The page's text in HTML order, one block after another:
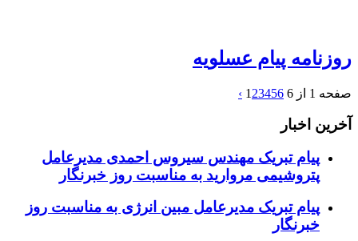
روزنامه پیام عسلویه
صفحه 1 از 6 1 23456
›
آخرین اخبار
پیام تبریک مهندس سیروس احمدی مدیرعامل
پتروشیمی مروارید به مناسبت روز خبرنگار
پیام تبریک مدیرعامل مبین انرژی به مناسبت روز
خبرنگار